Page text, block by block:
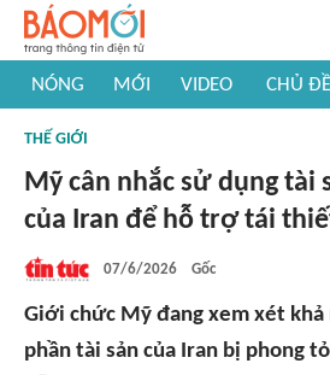
NÓNG MỚI VIDEO CHỦ ĐỀ
#Khám phá thế giới
THẾ GIỚI
Mỹ cân nhắc sử dụng tài
của Iran để hỗ trợ tái
07/6/2026 Gốc
Giới chức Mỹ đang xem xét khả
phần tài sản của Iran bị phong